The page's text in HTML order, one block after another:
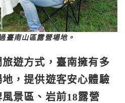
臺南山區露營場地。
遊方式，臺南擁有多
，提供遊客安心體驗
景區、岩前18露營